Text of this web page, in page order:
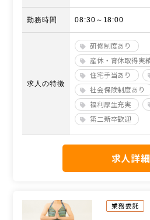
勤務時間 08:30～18:00
求人の特徴
研修制度あり
産休・育休取得実
住宅手当あり
社会保険制度あり
福利厚生充実
第二新卒歓迎
求人詳細
業務委託